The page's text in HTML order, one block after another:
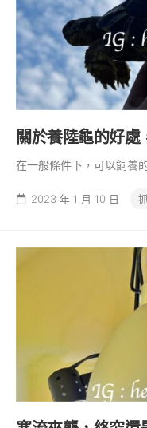
關於養陸龜的好
在一般條件下，可以飼養
2023 年 1 月 10 日